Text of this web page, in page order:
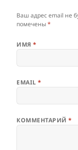
Ваш адрес email не
помечены*
ИМЯ*
EMAIL*
КОММЕНТАРИЙ*